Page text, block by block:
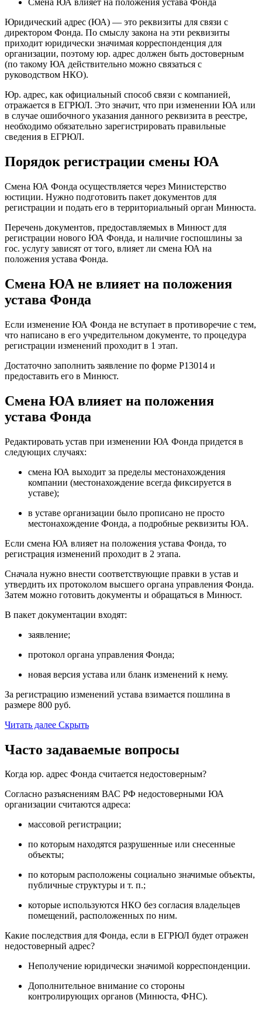
Смена ЮА влияет на положения устава Фонда
Юридический адрес (ЮА) — это реквизиты для связи с
директором Фонда. По смыслу закона на эти реквизиты
приходит юридически значимая корреспонденция для
организации, поэтому юр. адрес должен быть достоверным
(по такому ЮА действительно можно связаться с
руководством НКО).
Юр. адрес, как официальный способ связи с компанией,
отражается в ЕГРЮЛ. Это значит, что при изменении ЮА или
в случае ошибочного указания данного реквизита в реестре,
необходимо обязательно зарегистрировать правильные
сведения в ЕГРЮЛ.
Порядок регистрации смены ЮА
Смена ЮА Фонда осуществляется через Министерство
юстиции. Нужно подготовить пакет документов для
регистрации и подать его в территориальный орган Минюста.
Перечень документов, предоставляемых в Минюст для
регистрации нового ЮА Фонда, и наличие госпошлины за
гос. услугу зависят от того, влияет ли смена ЮА на
положения устава Фонда.
Смена ЮА не влияет на положения
устава Фонда
Если изменение ЮА Фонда не вступает в противоречие с тем,
что написано в его учредительном документе, то процедура
регистрации изменений проходит в 1 этап.
Достаточно заполнить заявление по форме Р13014 и
предоставить его в Минюст.
Смена ЮА влияет на положения
устава Фонда
Редактировать устав при изменении ЮА Фонда придется в
следующих случаях:
смена ЮА выходит за пределы местонахождения
компании (местонахождение всегда фиксируется в
уставе);
в уставе организации было прописано не просто
местонахождение Фонда, а подробные реквизиты ЮА.
Если смена ЮА влияет на положения устава Фонда, то
регистрация изменений проходит в 2 этапа.
Сначала нужно внести соответствующие правки в устав и
утвердить их протоколом высшего органа управления Фонда.
Затем можно готовить документы и обращаться в Минюст.
В пакет документации входят:
заявление;
протокол органа управления Фонда;
новая версия устава или бланк изменений к нему.
За регистрацию изменений устава взимается пошлина в
размере 800 руб.
Читать далее Скрыть
Часто задаваемые вопросы
Когда юр. адрес Фонда считается недостоверным?
Согласно разъяснениям ВАС РФ недостоверными ЮА
организации считаются адреса:
массовой регистрации;
по которым находятся разрушенные или снесенные
объекты;
по которым расположены социально значимые объекты,
публичные структуры и т. п.;
которые используются НКО без согласия владельцев
помещений, расположенных по ним.
Какие последствия для Фонда, если в ЕГРЮЛ будет отражен
недостоверный адрес?
Неполучение юридически значимой корреспонденции.
Дополнительное внимание со стороны
контролирующих органов (Минюста, ФНС).